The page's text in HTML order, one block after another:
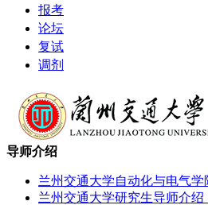
报考
论坛
复试
调剂
导师介绍
兰州交通大学自动化与电气
兰州交通大学研究生导师介绍